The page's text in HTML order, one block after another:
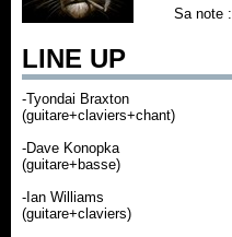
Sa note :
LINE UP
-Tyondai Braxton
(guitare+claviers+chant)
-Dave Konopka
(guitare+basse)
-Ian Williams
(guitare+claviers)